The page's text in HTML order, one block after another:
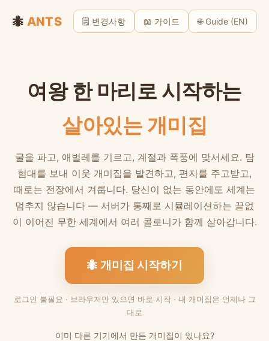
🐜 ANTS 🗒️ 변경사항 📖 가이드 🌐 Guide (EN)
여왕 한 마리로 시작하는
살아있는 개미집
굴을 파고, 애벌레를 기르고, 계절과 폭풍에 맞서세요. 탐
험대를 보내 이웃 개미집을 발견하고, 편지를 주고받고,
때로는 전장에서 겨룹니다. 당신이 없는 동안에도 세계는
멈추지 않습니다 — 서버가 통째로 시뮬레이션하는 끝없
이 이어진 무한 세계에서 여러 콜로니가 함께 살아갑니다.
🐜 개미집 시작하기
로그인 불필요 · 브라우저만 있으면 바로 시작 · 내 개미집은 언제나 그
대로
이미 다른 기기에서 만든 개미집이 있나요?